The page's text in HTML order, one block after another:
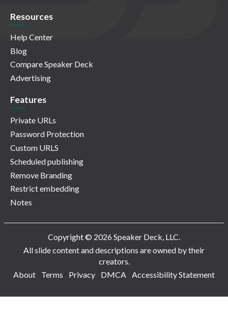
Resources
Help Center
Blog
Compare Speaker Deck
Advertising
Features
Private URLs
Password Protection
Custom URLS
Scheduled publishing
Remove Branding
Restrict embedding
Notes
Copyright © 2026 Speaker Deck, LLC.
All slide content and descriptions are owned by their
creators.
About
Terms Privacy DMCA Accessibility Statement